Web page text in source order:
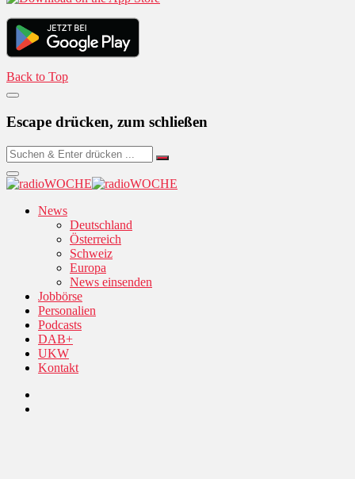
Back to Top
Escape drücken, zum schließen
News
Deutschland
Österreich
Schweiz
Europa
News einsenden
Jobbörse
Personalien
Podcasts
DAB+
UKW
Kontakt